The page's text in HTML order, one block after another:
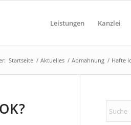
Leistungen Kanzlei
Startseite / Aktuelles / Abmahnung / Hafte